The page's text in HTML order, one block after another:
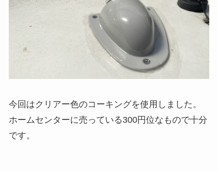
今回はクリアー色のコーキングを使用しました。
ホームセンターに売っている300円位なもので十分
です。